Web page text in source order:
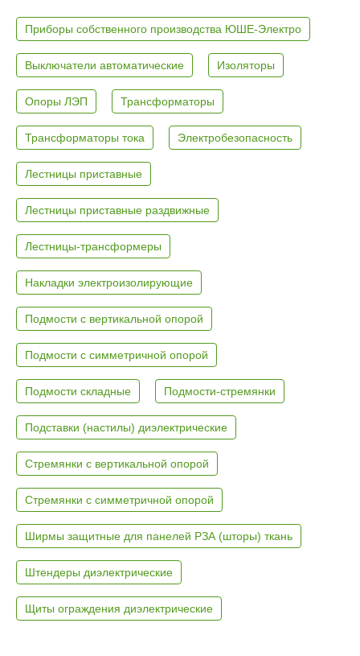
Приборы собственного производства ЮШЕ-Электро
Выключатели автоматические Изоляторы
Опоры ЛЭП Трансформаторы
Трансформаторы тока Электробезопасность
Лестницы приставные
Лестницы приставные раздвижные
Лестницы-трансформеры
Накладки электроизолирующие
Подмости с вертикальной опорой
Подмости с симметричной опорой
Подмости складные Подмости-стремянки
Подставки (настилы) диэлектрические
Стремянки с вертикальной опорой
Стремянки с симметричной опорой
Ширмы защитные для панелей РЗА (шторы) ткань
Штендеры диэлектрические
Щиты ограждения диэлектрические